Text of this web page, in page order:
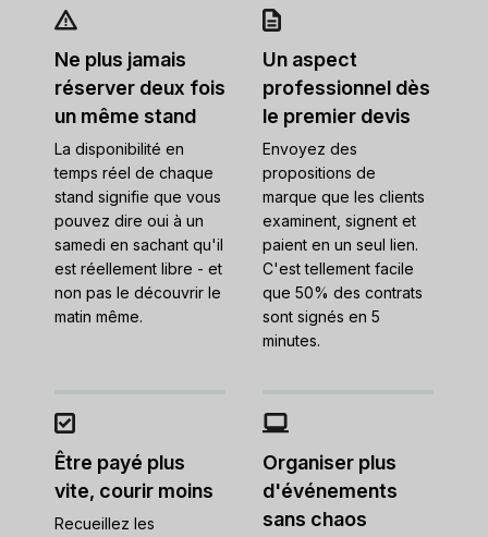
Ne plus jamais
réserver deux fois
un même stand
La disponibilité en
temps réel de chaque
stand signifie que vous
pouvez dire oui à un
samedi en sachant qu'il
est réellement libre - et
non pas le découvrir le
matin même.
Un aspect
professionnel dès
le premier devis
Envoyez des
propositions de
marque que les clients
examinent, signent et
paient en un seul lien.
C'est tellement facile
que 50% des contrats
sont signés en 5
minutes.
Être payé plus
vite, courir moins
Recueillez les
Organiser plus
d'événements
sans chaos